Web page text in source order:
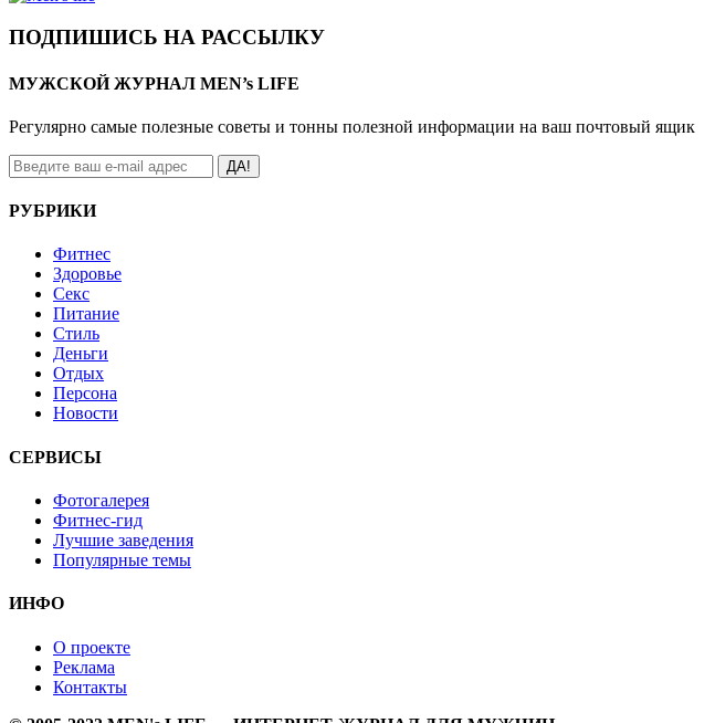
ПОДПИШИСЬ НА РАССЫЛКУ
МУЖСКОЙ ЖУРНАЛ MEN’s LIFE
Регулярно самые полезные советы и тонны полезной информации на ваш почтовый ящик
ДА!
РУБРИКИ
Фитнес
Здоровье
Секс
Питание
Стиль
Деньги
Отдых
Персона
Новости
СЕРВИСЫ
Фотогалерея
Фитнес-гид
Лучшие заведения
Популярные темы
ИНФО
О проекте
Реклама
Контакты